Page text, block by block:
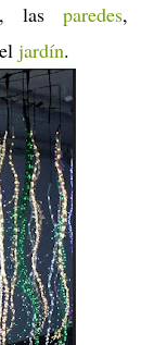
, las paredes,
jardín.